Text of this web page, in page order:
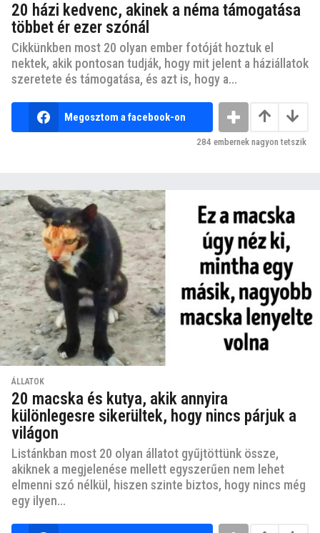
20 házi kedvenc, akinek a néma támogatása
többet ér ezer szónál
Cikkünkben most 20 olyan ember fotóját hoztuk el
nektek, akik pontosan tudják, hogy mit jelent a háziállatok
szeretete és támogatása, és azt is, hogy a...
Megosztom a facebook-on
284 embernek nagyon tetszik
ÁLLATOK
20 macska és kutya, akik annyira
különlegesre sikerültek, hogy nincs párjuk a
világon
Listánkban most 20 olyan állatot gyűjtöttünk össze,
akiknek a megjelenése mellett egyszerűen nem lehet
elmenni szó nélkül, hiszen szinte biztos, hogy nincs még
egy ilyen...